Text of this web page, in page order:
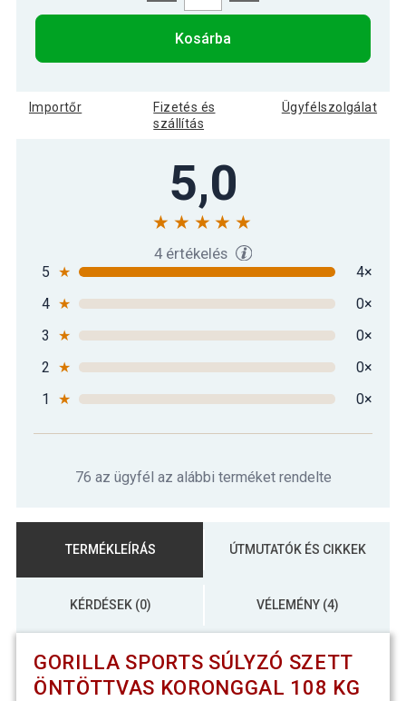
Kosárba
Importőr
Fizetés és
szállítás
Ügyfélszolgálat
5,0
4 értékelés
5 ★
4×
4 ★
0×
3
★
0×
2 ★
0×
1
★ 0×
76 az ügyfél az alábbi terméket rendelte
TERMÉKLEÍRÁS ÚTMUTATÓK ÉS CIKKEK
KÉRDÉSEK (0) VÉLEMÉNY (4)
GORILLA SPORTS SÚLYZÓ SZETT
ÖNTÖTTVAS KORONGGAL 108 KG